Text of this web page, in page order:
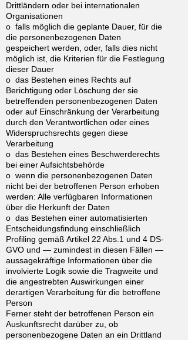
Drittländern oder bei internationalen
Organisationen
o falls möglich die geplante Dauer, für die
die personenbezogenen Daten
gespeichert werden, oder, falls dies nicht
möglich ist, die Kriterien für die Festlegung
dieser Dauer
o das Bestehen eines Rechts auf
Berichtigung oder Löschung der sie
betreffenden personenbezogenen Daten
oder auf Einschränkung der Verarbeitung
durch den Verantwortlichen oder eines
Widerspruchsrechts gegen diese
Verarbeitung
o das Bestehen eines Beschwerderechts
bei einer Aufsichtsbehörde
o wenn die personenbezogenen Daten
nicht bei der betroffenen Person erhoben
werden: Alle verfügbaren Informationen
über die Herkunft der Daten
o das Bestehen einer automatisierten
Entscheidungsfindung einschließlich
Profiling gemäß Artikel 22 Abs.1 und 4 DS-
GVO und — zumindest in diesen Fällen —
aussagekräftige Informationen über die
involvierte Logik sowie die Tragweite und
die angestrebten Auswirkungen einer
derartigen Verarbeitung für die betroffene
Person
Ferner steht der betroffenen Person ein
Auskunftsrecht darüber zu, ob
personenbezogene Daten an ein Drittland